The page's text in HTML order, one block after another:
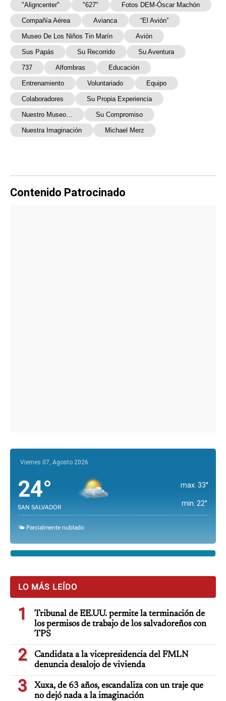
"aligncenter" "627" Fotos DEM-Óscar Machón
Compañía Aérea Avianca “El Avión”
Museo De Los Niños Tin Marín Avión
Sus Papás Su Recorrido Su Aventura
737 Alfombras Educación
Entrenamiento Voluntariado Equipo
Colaboradores Su Propia Experiencia
Nuestro Museo… Su Compromiso
Nuestra Imaginación Michael Merz
Contenido Patrocinado
Viernes 07, Agosto 2026
24°
SAN SALVADOR
max. 33°
min. 22°
🌤️ Parcialmente nublado
LO MÁS LEÍDO
1
Tribunal de EE.UU. permite la terminación de
los permisos de trabajo de los salvadoreños con
TPS
2
Candidata a la vicepresidencia del FMLN
denuncia desalojo de vivienda
3
Xuxa, de 63 años, escandaliza con un traje que
no dejó nada a la imaginación